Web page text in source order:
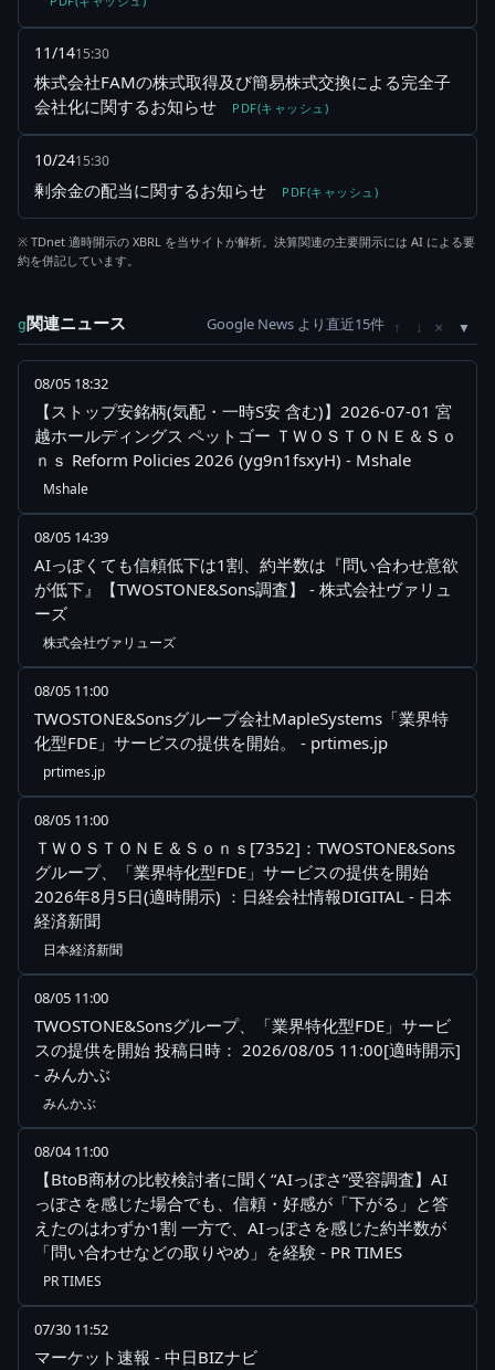
11/1415:30
株式会社FAMの株式取得及び簡易株式交換による完全子
会社化に関するお知らせ
PDF(キャッシュ)
10/2415:30
剰余金の配当に関するお知らせ PDF(キャッシュ)
※ TDnet 適時開示の XBRL を当サイトが解析。決算関連の主要開示には AI による要
約を併記しています。
g関連ニュース Google News より直近15件 ↑ ↓ ×
08/05 18:32
【ストップ安銘柄(気配・一時S安 含む)】2026-07-01 宮
越ホールディングス ペットゴー ＴＷＯＳＴＯＮＥ＆Ｓｏ
ｎｓ Reform Policies 2026 (yg9n1fsxyH) - Mshale
Mshale
08/05 14:39
AIっぽくても信頼低下は1割、約半数は『問い合わせ意欲
が低下』【TWOSTONE&Sons調査】 - 株式会社ヴァリュ
ーズ
株式会社ヴァリューズ
08/05 11:00
TWOSTONE&Sonsグループ会社MapleSystems「業界特
化型FDE」サービスの提供を開始。 - prtimes.jp
prtimes.jp
08/05 11:00
ＴＷＯＳＴＯＮＥ＆Ｓｏｎｓ[7352]：TWOSTONE&Sons
グループ、「業界特化型FDE」サービスの提供を開始
2026年8月5日(適時開示) ：日経会社情報DIGITAL - 日本
経済新聞
日本経済新聞
08/05 11:00
TWOSTONE&Sonsグループ、「業界特化型FDE」サービ
スの提供を開始 投稿日時： 2026/08/05 11:00[適時開示]
- みんかぶ
みんかぶ
08/04 11:00
【BtoB商材の比較検討者に聞く“AIっぽさ”受容調査】AI
っぽさを感じた場合でも、信頼・好感が「下がる」と答
えたのはわずか1割 一方で、AIっぽさを感じた約半数が
「問い合わせなどの取りやめ」を経験 - PR TIMES
PR TIMES
07/30 11:52
マーケット速報 - 中日BIZナビ